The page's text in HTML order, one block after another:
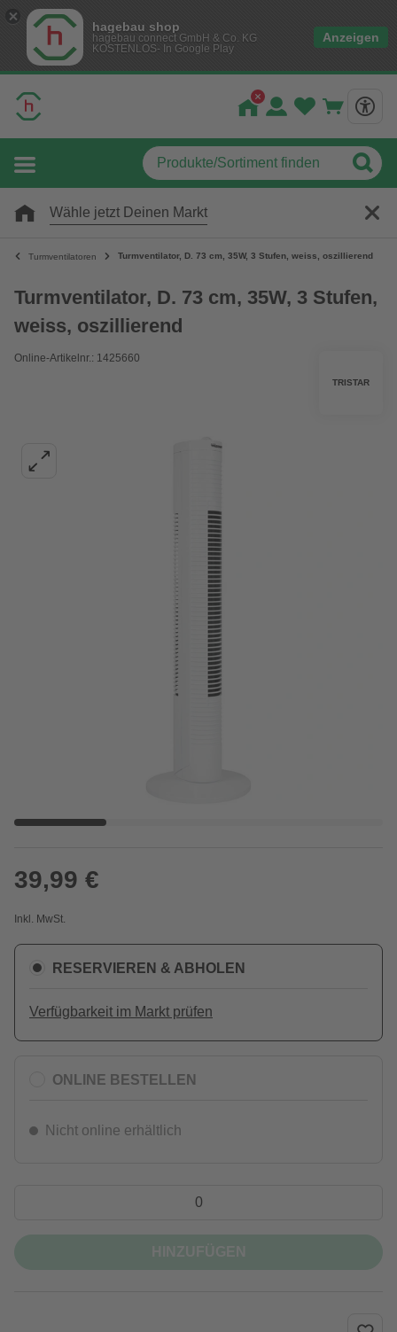
hagebau shop
hagebau connect GmbH & Co. KG
KOSTENLOS- In Google Play
Anzeigen
Wähle jetzt Deinen Markt
Turmventilatoren Turmventilator, D. 73 cm, 35W, 3 Stufen, weiss, oszillierend
Turmventilator, D. 73 cm, 35W, 3 Stufen,
weiss, oszillierend
Online-Artikelnr.: 1425660
TRISTAR
39,99 €
Inkl. MwSt.
RESERVIEREN & ABHOLEN
Verfügbarkeit im Markt prüfen
ONLINE BESTELLEN
Nicht online erhältlich